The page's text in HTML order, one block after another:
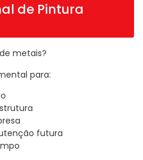
de Pintura
metais?
para:
futura